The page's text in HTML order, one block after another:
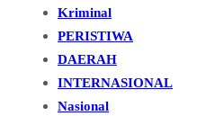
Kriminal
PERISTIWA
DAERAH
INTERNASIONAL
Nasional